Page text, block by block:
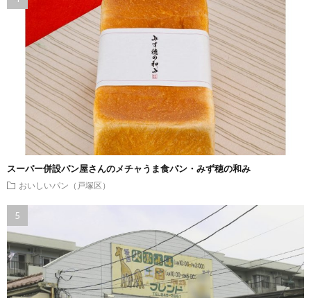
スーパー併設パン屋さんのメチャうま食パン・みず穂の和み
おいしいパン（戸塚区）